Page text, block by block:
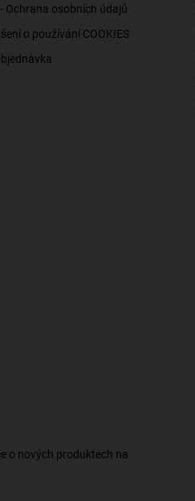
- Ochrana osobních údajů
o používání COOKIES
o nových produktech na